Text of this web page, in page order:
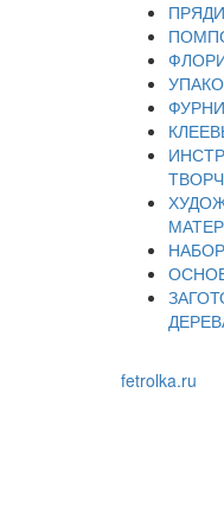
fetrolka.ru